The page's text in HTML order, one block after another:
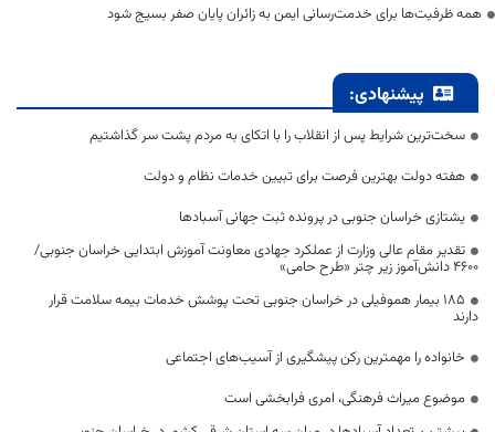
همه ظرفیت‌ها برای خدمت‌رسانی ایمن به زائران پایان صفر بسیج شود
پیشنهادی:
سخت‌ترین شرایط پس از انقلاب را با اتکای به مردم پشت سر گذاشتیم
هفته دولت بهترین فرصت برای تبیین خدمات نظام و دولت
یشتازی خراسان جنوبی در پرونده ثبت جهانی آسبادها
تقدیر مقام عالی وزارت از عملکرد جهادی معاونت آموزش ابتدایی خراسان جنوبی/
۴۶۰۰ دانش‌آموز زیر چتر «طرح حامی»
۱۸۵ بیمار هموفیلی در خراسان جنوبی تحت پوشش خدمات بیمه سلامت قرار
دارند
خانواده را مهمترین رکن پیشگیری از آسیب‌های اجتماعی
موضوع میراث فرهنگی، امری فرابخشی است